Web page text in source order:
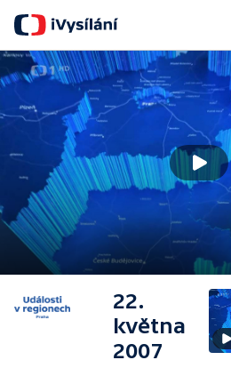
22.
května
2007